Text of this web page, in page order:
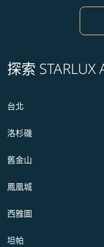
探索
台北
洛杉磯
舊金山
鳳凰城
西雅圖
坦帕